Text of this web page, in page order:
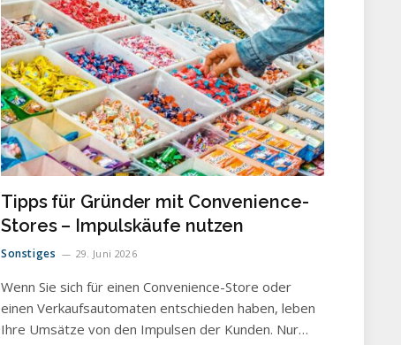
Tipps für Gründer mit Convenience-
Stores – Impulskäufe nutzen
Sonstiges 29. Juni 2026
Wenn Sie sich für einen Convenience-Store oder
einen Verkaufsautomaten entschieden haben, leben
Ihre Umsätze von den Impulsen der Kunden. Nur…